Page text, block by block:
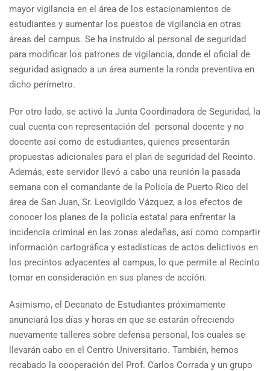
mayor vigilancia en el área de los estacionamientos de
estudiantes y aumentar los puestos de vigilancia en otras
áreas del campus. Se ha instruido al personal de seguridad
para modificar los patrones de vigilancia, donde el oficial de
seguridad asignado a un área aumente la ronda preventiva en
dicho perímetro.
Por otro lado, se activó la Junta Coordinadora de Seguridad, la
cual cuenta con representación del personal docente y no
docente así como de estudiantes, quienes presentarán
propuestas adicionales para el plan de seguridad del Recinto.
Además, este servidor llevó a cabo una reunión la pasada
semana con el comandante de la Policía de Puerto Rico del
área de San Juan, Sr. Leovigildo Vázquez, a los efectos de
conocer los planes de la policía estatal para enfrentar la
incidencia criminal en las zonas aledañas, así como compartir
información cartográfica y estadísticas de actos delictivos en
los precintos adyacentes al campus, lo que permite al Recinto
tomar en consideración en sus planes de acción.
Asimismo, el Decanato de Estudiantes próximamente
anunciará los días y horas en que se estarán ofreciendo
nuevamente talleres sobre defensa personal, los cuales se
llevarán cabo en el Centro Universitario. También, hemos
recabado la cooperación del Prof. Carlos Corrada y un grupo